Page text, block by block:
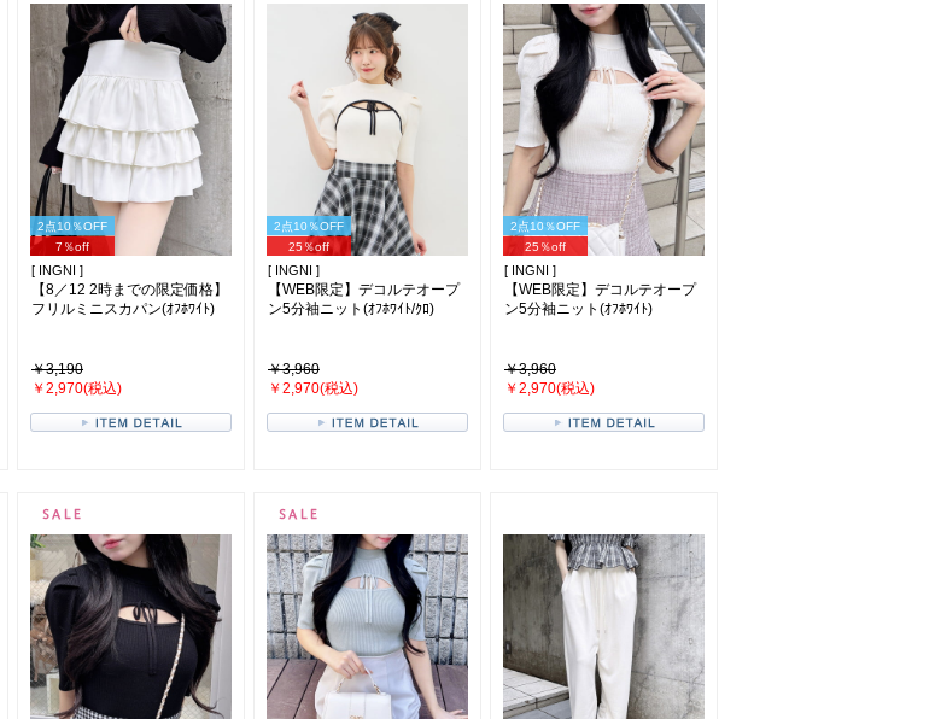
2点10％OFF
7％off
[ INGNI ]
【8／12 2時までの限定価格】
フリルミニスカパン(ｵﾌﾎﾜｲﾄ)
￥3,190
￥2,970(税込)
2点10％OFF
25％off
[ INGNI ]
【WEB限定】デコルテオープ
ン5分袖ニット(ｵﾌﾎﾜｲﾄ/ｸﾛ)
￥3,960
￥2,970(税込)
2点10％OFF
25％off
[ INGNI ]
【WEB限定】デコルテオープ
ン5分袖ニット(ｵﾌﾎﾜｲﾄ)
￥3,960
￥2,970(税込)